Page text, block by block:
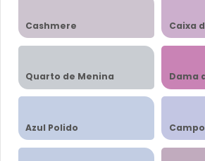
Cashmere Caixa
Quarto de Menina Dama
Azul Polido